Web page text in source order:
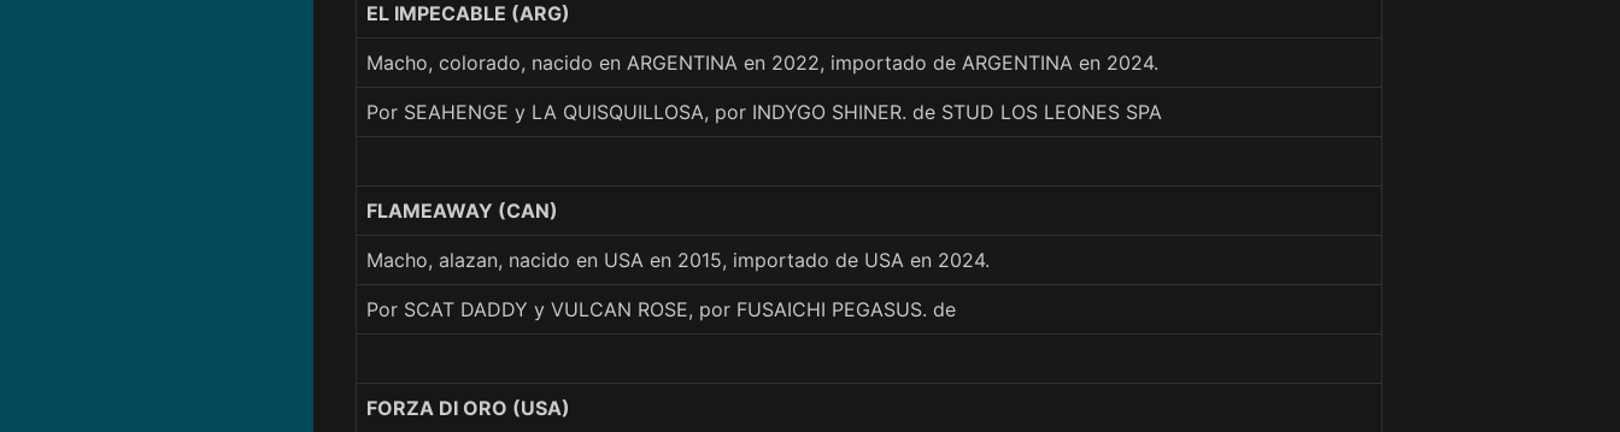
EL IMPECABLE (ARG)
Macho, colorado, nacido en ARGENTINA en 2022, importado de ARGENTINA en 2024.
Por SEAHENGE y LA QUISQUILLOSA, por INDYGO SHINER. de STUD LOS LEONES SPA
FLAMEAWAY (CAN)
Macho, alazan, nacido en USA en 2015, importado de USA en 2024.
Por SCAT DADDY y VULCAN ROSE, por FUSAICHI PEGASUS. de
FORZA DI ORO (USA)